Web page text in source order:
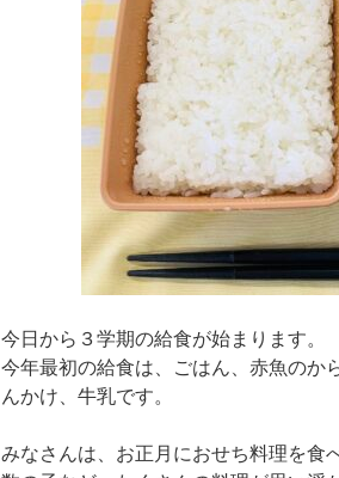
今日から３学期の給食が始まります。
今年最初の給食は、ごはん、赤魚のか
んかけ、牛乳です。
みなさんは、お正月におせち料理を食